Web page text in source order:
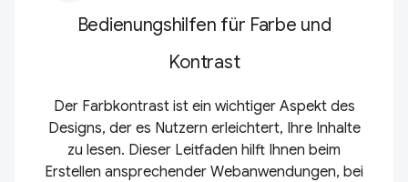
Bedienungshilfen für Farbe und
Kontrast
Der Farbkontrast ist ein wichtiger Aspekt des
Designs, der es Nutzern erleichtert, Ihre Inhalte
zu lesen. Dieser Leitfaden hilft Ihnen beim
Erstellen ansprechender Webanwendungen, bei